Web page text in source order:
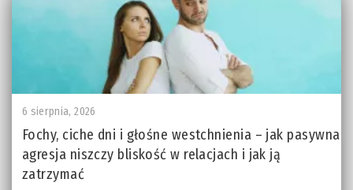
6 sierpnia, 2026
Fochy, ciche dni i głośne westchnienia – jak pasywna
agresja niszczy bliskość w relacjach i jak ją
zatrzymać